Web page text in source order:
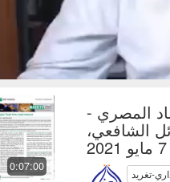
0:07:00
المصري -
الشافعي،
7 مايو 2021
تغريد